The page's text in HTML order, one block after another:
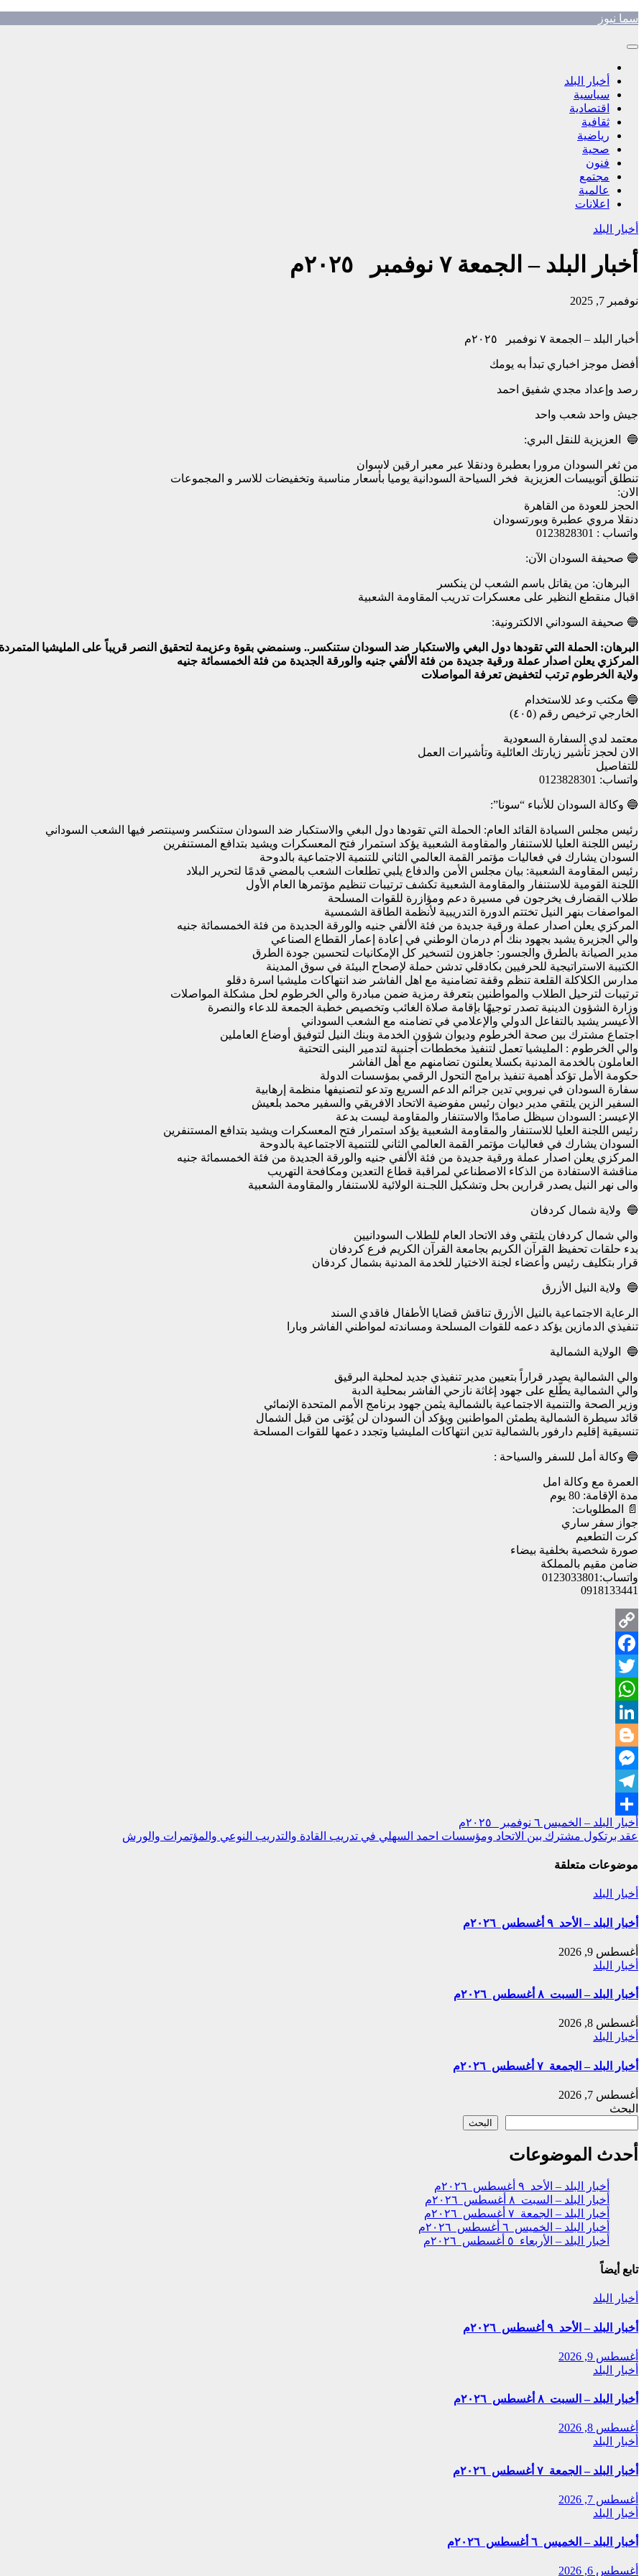
Skip
content
سما نيوز
أخبار البلد
سياسية
اقتصادية
ثقافية
رياضية
صحية
فنون
مجتمع
عالمية
اعلانات
أخبار البلد
أخبار البلد – الجمعة ٧ نوفمبر ٢٠٢٥م
نوفمبر 7, 2025
أخبار البلد – الجمعة ٧ نوفمبر ٢٠٢٥م
أفضل موجز اخباري تبدأ به يومك
رصد وإعداد مجدي شفيق احمد
جيش واحد شعب واحد
🔵 العزيزية للنقل البري:
من ثغر السودان مرورا بعطبرة ودنقلا عبر معبر ارقين لاسوان
تنطلق أتوبيسات العزيزية فخر السياحة السودانية يوميا بأسعار مناسبة وتخفيضات للاسر و المجموعات
الان:
الحجز للعودة من القاهرة
دنقلا مروي عطبرة وبورتسودان
واتساب : 0123828301
🔵 صحيفة السودان الآن:
البرهان: من يقاتل باسم الشعب لن ينكسر
اقبال منقطع النظير على معسكرات تدريب المقاومة الشعبية
🔵 صحيفة السوداني الالكترونية:
البرهان: الحملة التي تقودها دول البغي والاستكبار ضد السودان ستنكسر.. وسنمضي بقوة وعزيمة لتحقيق النصر قريباً على المليشيا
المركزي يعلن اصدار عملة ورقية جديدة من فئة الألفي جنيه والورقة الجديدة من فئة الخمسمائة جنيه
ولاية الخرطوم ترتب لتخفيض تعرفة المواصلات
🔵 مكتب وعد للاستخدام
الخارجي ترخيص رقم (٤٠٥)
معتمد لدي السفارة السعودية
الان لحجز تأشير زيارتك العائلية وتأشيرات العمل
للتفاصيل
واتساب: 0123828301
🔵 وكالة السودان للأنباء “سونا”:
رئيس مجلس السيادة القائد العام: الحملة التي تقودها دول البغي والاستكبار ضد السودان ستنكسر وسينتصر فيها الشعب السوداني
رئيس اللجنة العليا للاستنفار والمقاومة الشعبية يؤكد استمرار فتح المعسكرات ويشيد بتدافع المستنفرين
السودان يشارك في فعاليات مؤتمر القمة العالمي الثاني للتنمية الاجتماعية بالدوحة
رئيس المقاومة الشعبية: بيان مجلس الأمن والدفاع يلبي تطلعات الشعب بالمضي قدمًا لتحرير البلاد
اللجنة القومية للاستنفار والمقاومة الشعبية تكشف ترتيبات تنظيم مؤتمرها العام الأول
طلاب القضارف يخرجون في مسيرة دعم ومؤازرة للقوات المسلحة
المواصفات بنهر النيل تختتم الدورة التدريبية لأنظمة الطاقة الشمسية
المركزي يعلن اصدار عملة ورقية جديدة من فئة الألفي جنيه والورقة الجديدة من فئة الخمسمائة جنيه
والي الجزيرة يشيد بجهود بنك أم درمان الوطني في إعادة إعمار القطاع الصناعي
مدير الصيانة بالطرق والجسور: جاهزون لتسخير كل الإمكانيات لتحسين جودة الطرق
الكتيبة الاستراتيجية للحرفيين بكادقلي تدشن حملة لإصحاح البيئة في سوق المدينة
مدارس الكلاكلة القلعة تنظم وقفة تضامنية مع اهل الفاشر ضد انتهاكات مليشيا اسرة دقلو
ترتيبات لترحيل الطلاب والمواطنين بتعرفة رمزية ضمن مبادرة والي الخرطوم لحل مشكلة المواصلات
وزارة الشؤون الدينية تصدر توجيهًا بإقامة صلاة الغائب وتخصيص خطبة الجمعة للدعاء والنصرة
الأعيسر يشيد بالتفاعل الدولي والإعلامي في تضامنه مع الشعب السوداني
اجتماع مشترك بين صحة الخرطوم وديوان شؤون الخدمة وبنك النيل لتوفيق أوضاع العاملين
والي الخرطوم : المليشيا تعمل لتنفيذ مخططات أجنبية لتدمير البنى التحتية
العاملون بالخدمة المدنية بكسلا يعلنون تضامنهم مع أهل الفاشر
حكومة الأمل تؤكد أهمية تنفيذ برامج التحول الرقمي بمؤسسات الدولة
سفارة السودان في نيروبي تدين جرائم الدعم السريع وتدعو لتصنيفها منظمة إرهابية
السفير الزين يلتقي مدير ديوان رئيس مفوضية الاتحاد الافريقي والسفير محمد بلعيش
الإعيسر: السودان سيظل صامدًا والاستنفار والمقاومة ليست بدعة
رئيس اللجنة العليا للاستنفار والمقاومة الشعبية يؤكد استمرار فتح المعسكرات ويشيد بتدافع المستنفرين
السودان يشارك في فعاليات مؤتمر القمة العالمي الثاني للتنمية الاجتماعية بالدوحة
المركزي يعلن اصدار عملة ورقية جديدة من فئة الألفي جنيه والورقة الجديدة من فئة الخمسمائة جنيه
مناقشة الاستفادة من الذكاء الاصطناعي لمراقبة قطاع التعدين ومكافحة التهريب
والى نهر النيل يصدر قرارين بحل وتشكيل اللجـنة الولائية للاستنفار والمقاومة الشعبية
🔵 ولاية شمال كردفان
والي شمال كردفان يلتقي وفد الاتحاد العام للطلاب السودانيين
بدء حلقات تحفيظ القرآن الكريم بجامعة القرآن الكريم فرع كردفان
قرار بتكليف رئيس وأعضاء لجنة الاختيار للخدمة المدنية بشمال كردفان
🔵 ولاية النيل الأزرق
الرعاية الاجتماعية بالنيل الأزرق تناقش قضايا الأطفال فاقدي السند
تنفيذي الدمازين يؤكد دعمه للقوات المسلحة ومساندته لمواطني الفاشر وبارا
🔵 الولاية الشمالية
والي الشمالية يصدر قراراً بتعيين مدير تنفيذي جديد لمحلية البرقيق
والي الشمالية يطّلع على جهود إغاثة نازحي الفاشر بمحلية الدبة
وزير الصحة والتنمية الاجتماعية بالشمالية يثمن جهود برنامج الأمم المتحدة الإنمائي
قائد سيطرة الشمالية يطمئن المواطنين ويؤكد أن السودان لن يُؤتى من قبل الشمال
تنسيقية إقليم دارفور بالشمالية تدين انتهاكات المليشيا وتجدد دعمها للقوات المسلحة
🔵 وكالة أمل للسفر والسياحة :
العمرة مع وكالة امل
مدة الإقامة: 80 يوم
📄 المطلوبات:
جواز سفر ساري
كرت التطعيم
صورة شخصية بخلفية بيضاء
ضامن مقيم بالمملكة
واتساب:0123033801
0918133441
Copy
Link
Facebook
Twitter
WhatsApp
LinkedIn
Blogger
Messenger
Telegram
Share
تصفّح
المقالات
أخبار البلد – الخميس ٦ نوفمبر ٢٠٢٥م
عقد برتكول مشترك بين الاتحاد ومؤسسات احمد السهلي في تدريب القادة والتدريب النوعي والمؤتمرات والورش
موضوعات متعلقة
أخبار البلد
أخبار البلد – الأحد ٩ أغسطس ٢٠٢٦م
أغسطس 9, 2026
أخبار البلد
أخبار البلد – السبت ٨ أغسطس ٢٠٢٦م
أغسطس 8, 2026
أخبار البلد
أخبار البلد – الجمعة ٧ أغسطس ٢٠٢٦م
أغسطس 7, 2026
البحث
البحث
أحدث الموضوعات
أخبار البلد – الأحد ٩ أغسطس ٢٠٢٦م
أخبار البلد – السبت ٨ أغسطس ٢٠٢٦م
أخبار البلد – الجمعة ٧ أغسطس ٢٠٢٦م
أخبار البلد – الخميس ٦ أغسطس ٢٠٢٦م
أخبار البلد – الأربعاء ٥ أغسطس ٢٠٢٦م
تابع أيضاً
أخبار البلد
أخبار البلد – الأحد ٩ أغسطس ٢٠٢٦م
أغسطس 9, 2026
أخبار البلد
أخبار البلد – السبت ٨ أغسطس ٢٠٢٦م
أغسطس 8, 2026
أخبار البلد
أخبار البلد – الجمعة ٧ أغسطس ٢٠٢٦م
أغسطس 7, 2026
أخبار البلد
أخبار البلد – الخميس ٦ أغسطس ٢٠٢٦م
أغسطس 6, 2026